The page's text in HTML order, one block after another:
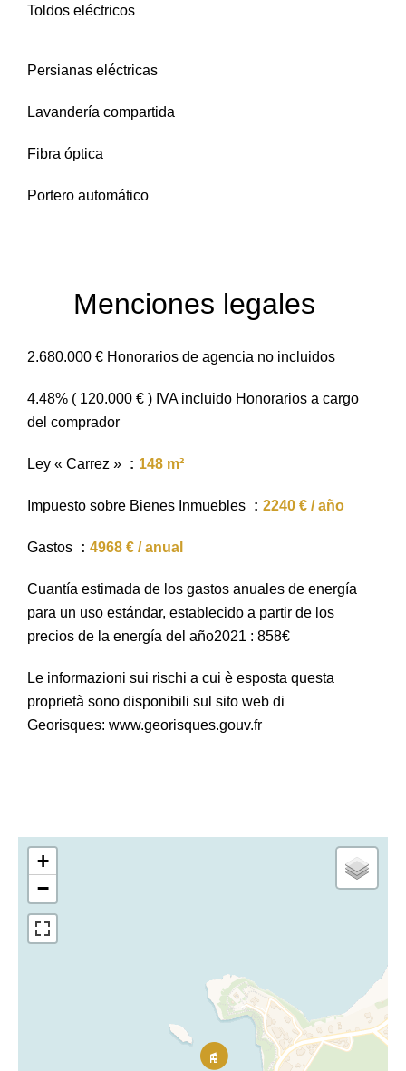
Toldos eléctricos
Persianas eléctricas
Lavandería compartida
Fibra óptica
Portero automático
Menciones legales
2.680.000 € Honorarios de agencia no incluidos
4.48% ( 120.000 € ) IVA incluido Honorarios a cargo
del comprador
Ley « Carrez » 148 m²
Impuesto sobre Bienes Inmuebles 2240 € / año
Gastos 4968 € / anual
Cuantía estimada de los gastos anuales de energía
para un uso estándar, establecido a partir de los
precios de la energía del año2021 : 858€
Le informazioni sui rischi a cui è esposta questa
proprietà sono disponibili sul sito web di
Georisques: www.georisques.gouv.fr
+
−